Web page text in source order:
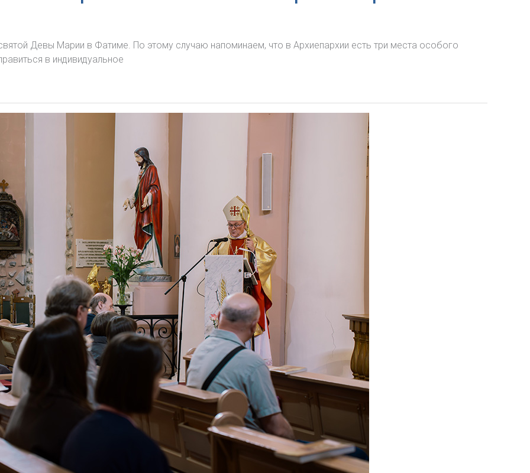
Девы Марии в Фатиме. По этому случаю напоминаем, что в Архиепархии есть три места особого
в индивидуальное